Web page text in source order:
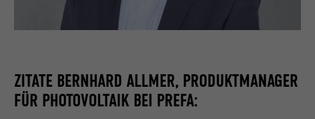
ZITATE BERNHARD ALLMER, PRODUKTMANAGER
FÜR PHOTOVOLTAIK BEI PREFA: